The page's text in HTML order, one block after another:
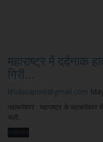
महाराष्ट्र में दर्दनाक
गिरी...
khulasapost@gmail.com
महाबलेश्वर : महाराष्ट्र के
चली...
मनोरंजन